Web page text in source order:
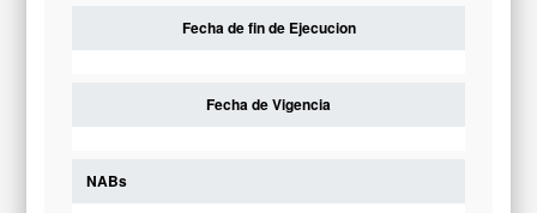
Fecha de fin de Ejecucion
Fecha de Vigencia
NABs